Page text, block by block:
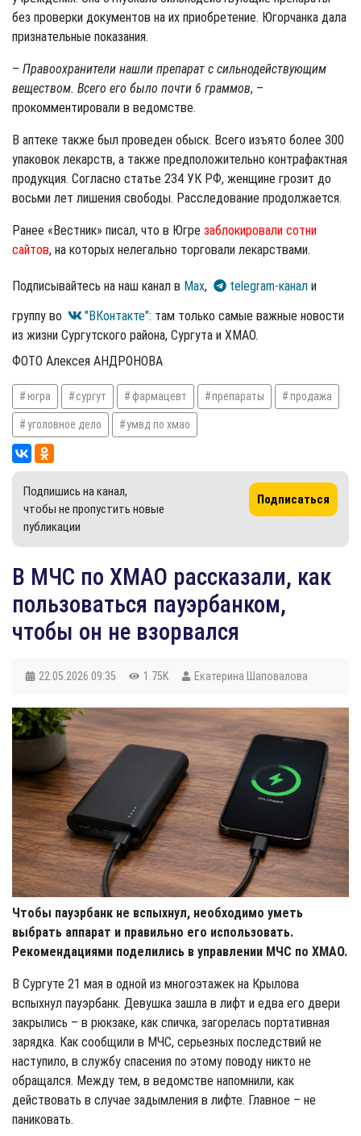
без проверки документов на их приобретение. Югорчанка дала
признательные показания.
– Правоохранители нашли препарат с сильнодействующим
веществом. Всего его было почти 6 граммов, –
прокомментировали в ведомстве.
В аптеке также был проведен обыск. Всего изъято более 300
упаковок лекарств, а также предположительно контрафактная
продукция. Согласно статье 234 УК РФ, женщине грозит до
восьми лет лишения свободы. Расследование продолжается.
Ранее «Вестник» писал, что в Югре заблокировали сотни
сайтов, на которых нелегально торговали лекарствами.
Подписывайтесь на наш канал в Max, telegram-канал и
группу во
"ВКонтакте": там только самые важные новости
из жизни Сургутского района, Сургута и ХМАО.
ФОТО Алексея АНДРОНОВА
югра сургут фармацевт препараты продажа
уголовное дело умвд по хмао
Подпишись на канал,
чтобы не пропустить новые
публикации
Подписаться
В МЧС по ХМАО рассказали, как
пользоваться пауэрбанком,
чтобы он не взорвался
22.05.2026 09:35 1.75K Екатерина Шаповалова
Чтобы пауэрбанк не вспыхнул, необходимо уметь
выбрать аппарат и правильно его использовать.
Рекомендациями поделились в управлении МЧС по ХМАО.
В Сургуте 21 мая в одной из многоэтажек на Крылова
вспыхнул пауэрбанк. Девушка зашла в лифт и едва его двери
закрылись – в рюкзаке, как спичка, загорелась портативная
зарядка. Как сообщили в МЧС, серьезных последствий не
наступило, в службу спасения по этому поводу никто не
обращался. Между тем, в ведомстве напомнили, как
действовать в случае задымления в лифте. Главное – не
паниковать.